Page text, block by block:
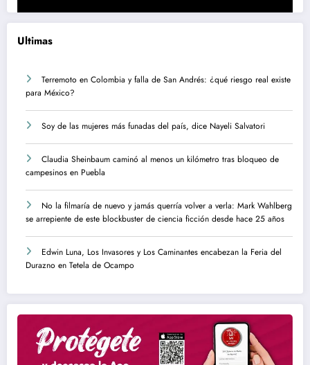
Ultimas
Terremoto en Colombia y falla de San Andrés: ¿qué riesgo real existe
para México?
Soy de las mujeres más funadas del país, dice Nayeli Salvatori
Claudia Sheinbaum caminó al menos un kilómetro tras bloqueo de
campesinos en Puebla
No la filmaría de nuevo y jamás querría volver a verla: Mark Wahlberg
se arrepiente de este blockbuster de ciencia ficción desde hace 25 años
Edwin Luna, Los Invasores y Los Caminantes encabezan la Feria del
Durazno en Tetela de Ocampo